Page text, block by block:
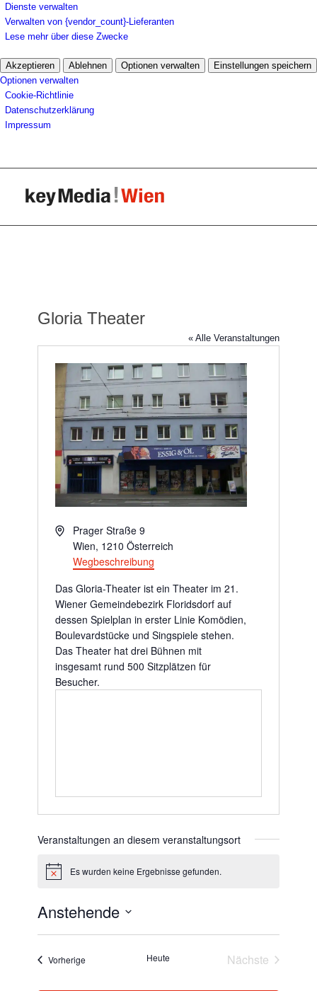
Dienste verwalten
Verwalten von {vendor_count}-Lieferanten
Lese mehr über diese Zwecke
Akzeptieren Ablehnen Optionen verwalten
Einstellungen speichern
Optionen verwalten
Cookie-Richtlinie
Datenschutzerklärung
Impressum
Gloria Theater
« Alle Veranstaltungen
AdressePrager Straße 9
Wien, 1210 Österreich
Wegbeschreibung
Das Gloria-Theater ist ein Theater im 21.
Wiener Gemeindebezirk Floridsdorf auf
dessen Spielplan in erster Linie Komödien,
Boulevardstücke und Singspiele stehen.
Das Theater hat drei Bühnen mit
insgesamt rund 500 Sitzplätzen für
Besucher.
Veranstaltungen an diesem veranstaltungsort
HinweisEs wurden keine Ergebnisse gefunden.
Anstehende
Vorherige VeranstaltungenHeute
Nächste